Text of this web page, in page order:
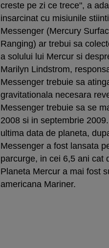
creste pe zi ce trece", a
insarcinat cu misiunile
Messenger (Mercury
Ranging) ar trebui sa
a solului lui Mercur si
Marilyn Lindstrom,
Messenger trebuie sa
gravitationala necesara
Messenger trebuie sa se
2008 si in septembrie
ultima data de planeta,
Messenger a fost lansata
parcurge, in cei 6,5 ani cat
Planeta Mercur a mai fost
americana Mariner.